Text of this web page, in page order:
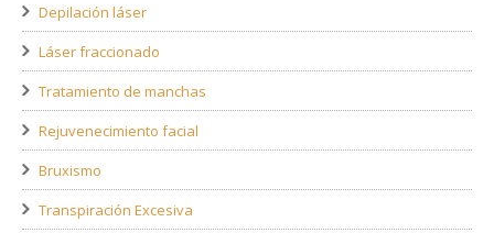
Depilación láser
Láser fraccionado
Tratamiento de manchas
Rejuvenecimiento facial
Bruxismo
Transpiración Excesiva